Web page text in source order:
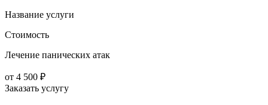
Название услуги
Стоимость
Лечение панических атак
от 4 500 ₽
Заказать услугу